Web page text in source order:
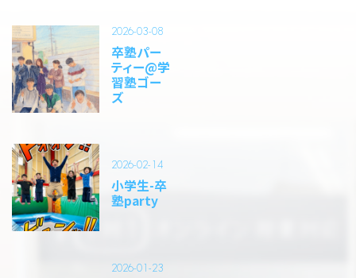
2026-03-08
卒塾パー
ティー@学
習塾ゴー
ズ
2026-02-14
小学生-卒
塾party
2026-01-23